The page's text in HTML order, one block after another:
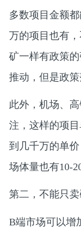
多数项目金额
万的项目也有
矿一样有政策
推动，但是政策
此外，机场、
注，这样的项
到几千万的单
场体量也有10-
第二，不能只卖
B端市场可以增